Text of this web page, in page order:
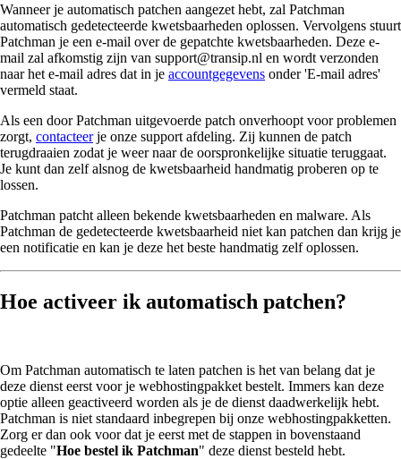
Wanneer je automatisch patchen aangezet hebt, zal Patchman
automatisch gedetecteerde kwetsbaarheden oplossen. Vervolgens stuurt
Patchman je een e-mail over de gepatchte kwetsbaarheden. Deze e-
mail zal afkomstig zijn van support@transip.nl en wordt verzonden
naar het e-mail adres dat in je accountgegevens onder 'E-mail adres'
vermeld staat.
Als een door Patchman uitgevoerde patch onverhoopt voor problemen
zorgt, contacteerje onze support afdeling. Zij kunnen de patch
terugdraaien zodat je weer naar de oorspronkelijke situatie teruggaat.
Je kunt dan zelf alsnog de kwetsbaarheid handmatig proberen op te
lossen.
Patchman patcht alleen bekende kwetsbaarheden en malware. Als
Patchman de gedetecteerde kwetsbaarheid niet kan patchen dan krijg je
een notificatie en kan je deze het beste handmatig zelf oplossen.
Hoe activeer ik automatisch patchen?
Om Patchman automatisch te laten patchen is het van belang dat je
deze dienst eerst voor je webhostingpakket bestelt. Immers kan deze
optie alleen geactiveerd worden als je de dienst daadwerkelijk hebt.
Patchman is niet standaard inbegrepen bij onze webhostingpakketten.
Zorg er dan ook voor dat je eerst met de stappen in bovenstaand
gedeelte "Hoe bestel ik Patchman" deze dienst besteld hebt.